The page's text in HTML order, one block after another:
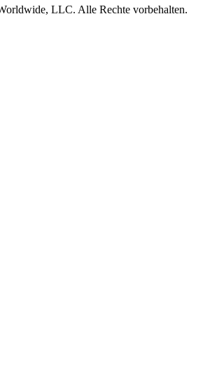
LLC. Alle Rechte vorbehalten.